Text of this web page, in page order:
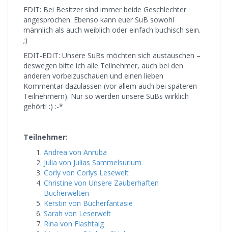
EDIT: Bei Besitzer sind immer beide Geschlechter
angesprochen. Ebenso kann euer SuB sowohl
männlich als auch weiblich oder einfach buchisch sein.
;)
EDIT-EDIT: Unsere SuBs möchten sich austauschen –
deswegen bitte ich alle Teilnehmer, auch bei den
anderen vorbeizuschauen und einen lieben
Kommentar dazulassen (vor allem auch bei späteren
Teilnehmern). Nur so werden unsere SuBs wirklich
gehört! :) :-*
Teilnehmer:
Andrea von Anruba
Julia von Julias Sammelsurium
Corly von Corlys Lesewelt
Christine von Unsere Zauberhaften
Bücherwelten
Kerstin von Bücherfantasie
Sarah von Leserwelt
Rina von Flashtaig